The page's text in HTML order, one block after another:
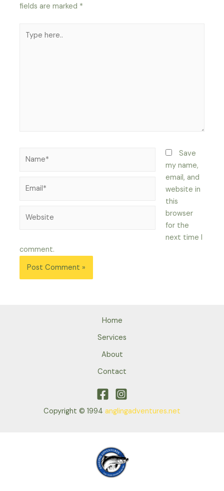
fields are marked *
here..
Save
my name,
email, and
website in
this
browser
for the
next time I
comment.
Home
Services
About
Contact
Copyright © 1994 anglingadventures.net